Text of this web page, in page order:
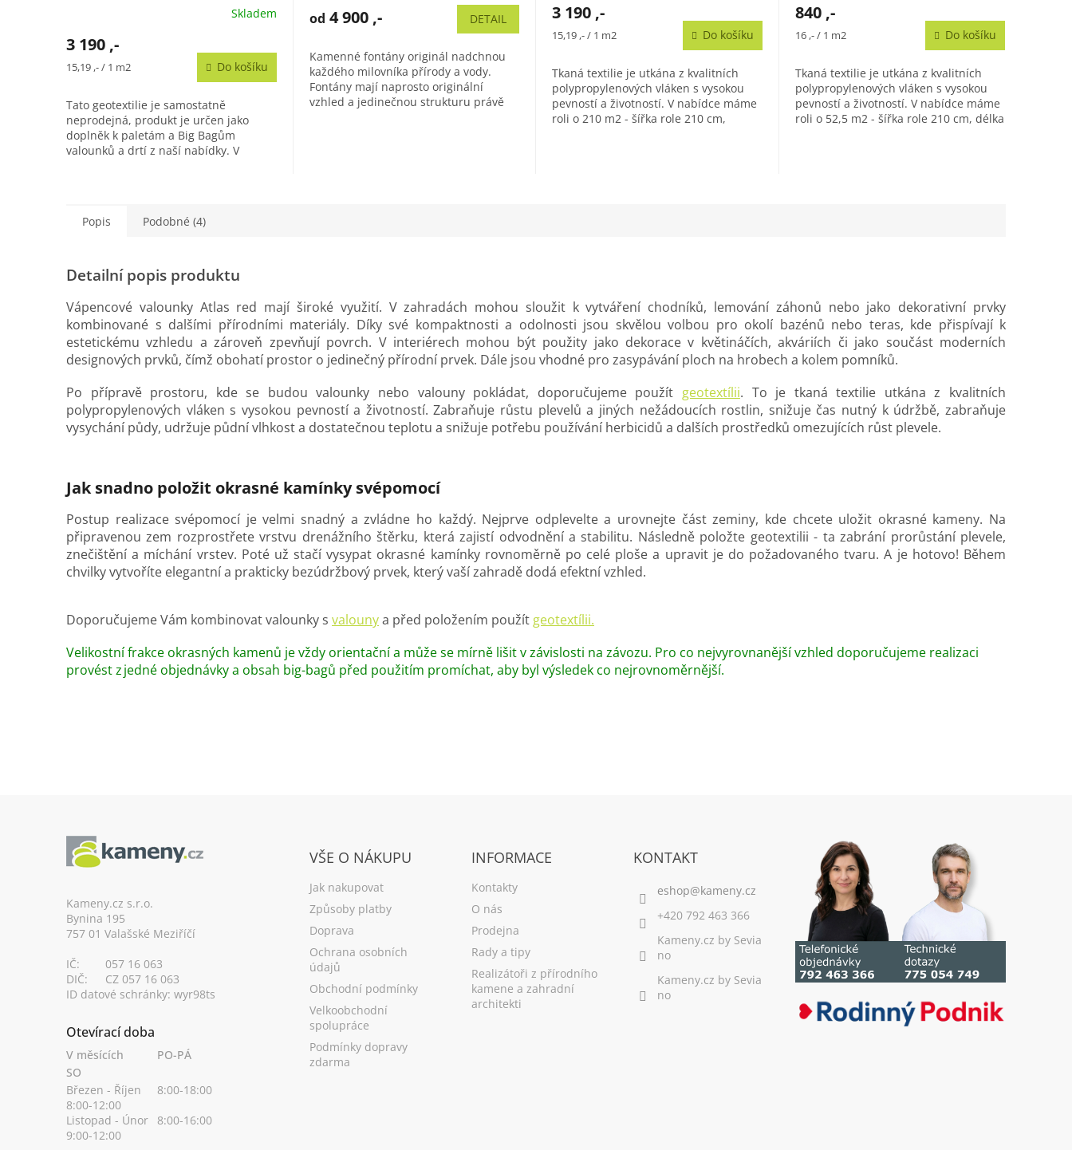
Skladem
3 190 ,-
Měrná
15,19 ,- / 1 m2 Do košíku
Tato geotextilie je samostatně
neprodejná, produkt je určen jako
doplněk k paletám a Big Bagům
valounků a drtí z naší nabídky. V
od 4 900 ,- DETAIL
Kamenné fontány originál nadchnou
každého milovníka přírody a vody.
Fontány mají naprosto originální
vzhled a jedinečnou strukturu právě
3 190 ,-
Měrná
15,19 ,- / 1 m2 Do košíku
Tkaná textilie je utkána z kvalitních
polypropylenových vláken s vysokou
pevností a životností. V nabídce máme
roli o 210 m2 - šířka role 210 cm,
840 ,-
Měrná
16 ,- / 1 m2 Do košíku
Tkaná textilie je utkána z kvalitních
polypropylenových vláken s vysokou
pevností a životností. V nabídce máme
roli o 52,5 m2 - šířka role 210 cm, délka
Popis Podobné (4)
Detailní popis produktu
Vápencové valounky Atlas red mají široké využití. V zahradách mohou sloužit k vytváření chodníků, lemování záhonů nebo jako dekorativní prvky
kombinované s dalšími přírodními materiály. Díky své kompaktnosti a odolnosti jsou skvělou volbou pro okolí bazénů nebo teras, kde přispívají k
estetickému vzhledu a zároveň zpevňují povrch. V interiérech mohou být použity jako dekorace v květináčích, akváriích či jako součást moderních
designových prvků, čímž obohatí prostor o jedinečný přírodní prvek. Dále jsou vhodné pro zasypávání ploch na hrobech a kolem pomníků.
Po přípravě prostoru, kde se budou valounky nebo valouny pokládat, doporučujeme použít geotextílii. To je tkaná textilie utkána z kvalitních
polypropylenových vláken s vysokou pevností a životností. Zabraňuje růstu plevelů a jiných nežádoucích rostlin, snižuje čas nutný k údržbě, zabraňuje
vysychání půdy, udržuje půdní vlhkost a dostatečnou teplotu a snižuje potřebu používání herbicidů a dalších prostředků omezujících růst plevele.
Jak snadno položit okrasné kamínky svépomocí
Postup realizace svépomocí je velmi snadný a zvládne ho každý. Nejprve odplevelte a urovnejte část zeminy, kde chcete uložit okrasné kameny. Na
připravenou zem rozprostřete vrstvu drenážního štěrku, která zajistí odvodnění a stabilitu. Následně položte geotextilii - ta zabrání prorůstání plevele,
znečištění a míchání vrstev. Poté už stačí vysypat okrasné kamínky rovnoměrně po celé ploše a upravit je do požadovaného tvaru. A je hotovo! Během
chvilky vytvoříte elegantní a prakticky bezúdržbový prvek, který vaší zahradě dodá efektní vzhled.
Doporučujeme Vám kombinovat valounky s valounya před položením použít geotextílii.
Velikostní frakce okrasných kamenů je vždy orientační a může se mírně lišit v závislosti na závozu. Pro co nejvyrovnanější vzhled doporučujeme realizaci
provést z jedné objednávky a obsah big-bagů před použitím promíchat, aby byl výsledek co nejrovnoměrnější.
Kameny.cz s.r.o.
Bynina 195
757 01 Valašské Meziříčí
IČ:
057 16 063
DIČ:
CZ 057 16 063
ID datové schránky: wyr98ts
Otevírací doba
V měsících
PO-PÁ
SO
Březen - Říjen
8:00-18:00
8:00-12:00
Listopad - Únor 8:00-16:00
9:00-12:00
VŠE O NÁKUPU
Jak nakupovat
Způsoby platby
Doprava
Ochrana osobních
údajů
Obchodní podmínky
Velkoobchodní
spolupráce
Podmínky dopravy
zdarma
INFORMACE
Kontakty
O nás
Prodejna
Rady a tipy
Realizátoři z přírodního
kamene a zahradní
architekti
KONTAKT
+420 792 463 366
Kameny.cz by Sevia
no
Kameny.cz by Sevia
no